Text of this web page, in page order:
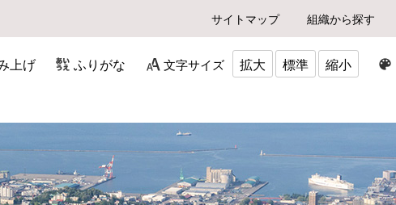
サイトマップ 組織から探す
上げ ふりがな 文字サイズ 拡大 標準 縮小